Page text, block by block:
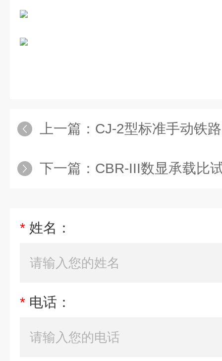
上一篇： CJ-2型标准手动铁
下一篇： CBR-III数显承载比
* 姓名：
* 电话：